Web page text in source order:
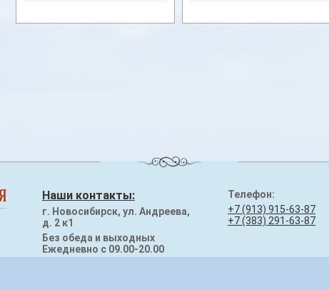
Наши контакты:
г. Новосибирск, ул. Андреева,
д. 2 к1
Без обеда и выходных
Ежедневно с 09.00-20.00
Телефон:
+7 (913) 915-63-87
+7 (383) 291-63-87